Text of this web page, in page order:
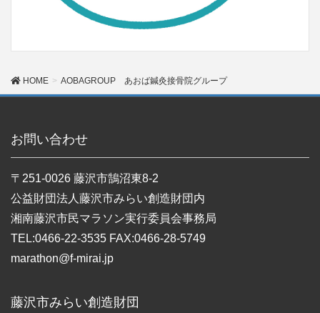
HOME AOBAGROUP あおば鍼灸接骨院グループ
お問い合わせ
〒251-0026 藤沢市鵠沼東8-2
公益財団法人藤沢市みらい創造財団内
湘南藤沢市民マラソン実行委員会事務局
TEL:0466-22-3535 FAX:0466-28-5749
marathon@f-mirai.jp
藤沢市みらい創造財団